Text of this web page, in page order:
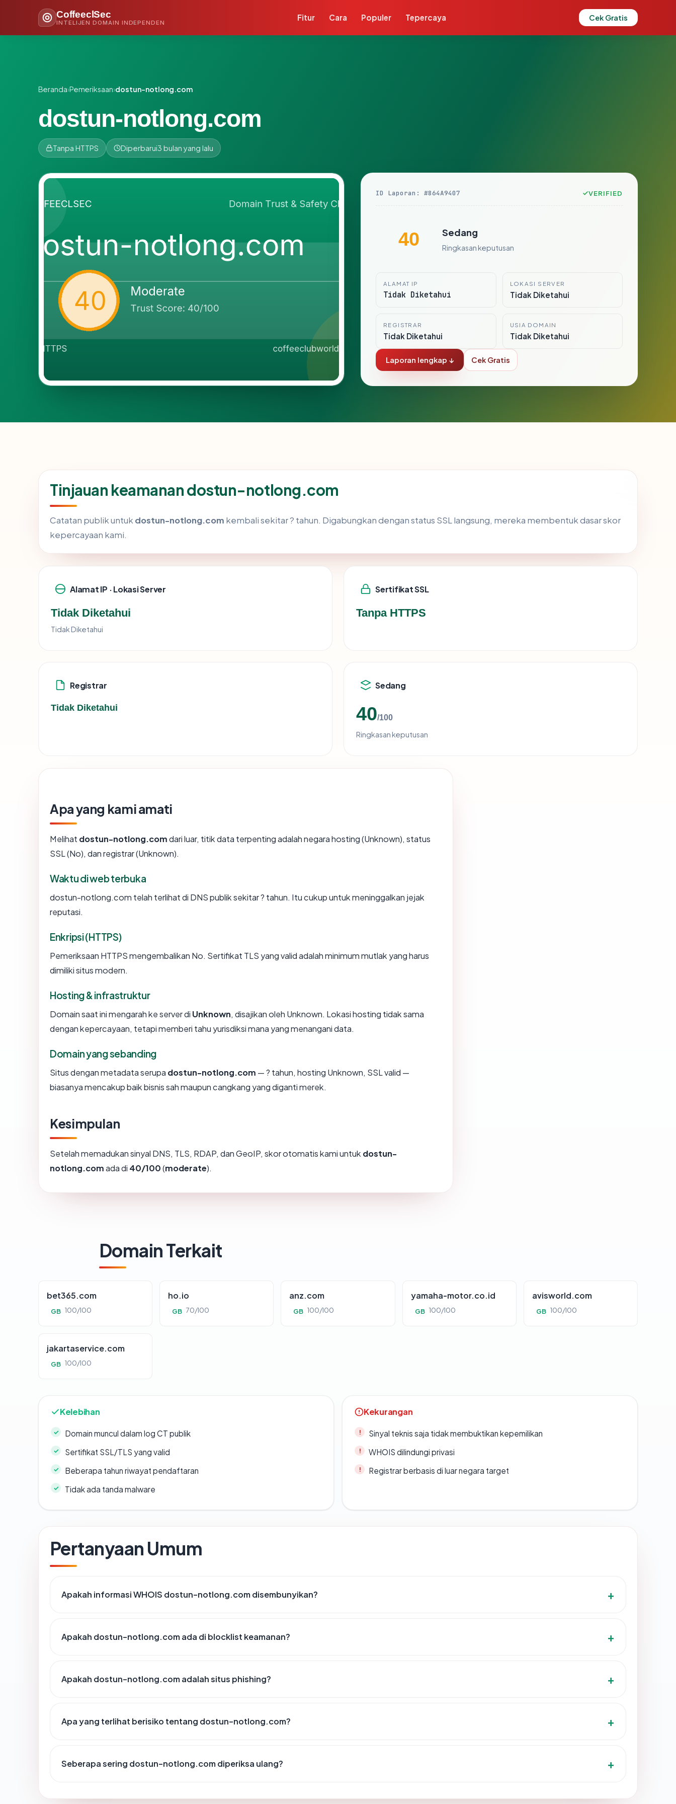
CoffeeclSec
INTELIJEN DOMAIN INDEPENDEN
Fitur Cara Populer Tepercaya Cek Gratis
Beranda›Pemeriksaan›dostun-notlong.com
dostun-notlong.com
Tanpa HTTPS Diperbarui3 bulan yang lalu
ID Laporan: #864A9407 VERIFIED
40 Sedang
Ringkasan keputusan
ALAMAT IP
Tidak Diketahui
LOKASI SERVER
Tidak Diketahui
REGISTRAR
Tidak Diketahui
USIA DOMAIN
Tidak Diketahui
Laporan lengkap ↓ Cek Gratis
Tinjauan keamanan dostun-notlong.com
Catatan publik untuk dostun-notlong.com kembali sekitar ? tahun. Digabungkan dengan status SSL langsung, mereka membentuk dasar skor
kepercayaan kami.
Alamat IP · Lokasi Server
Tidak Diketahui
Tidak Diketahui
Sertifikat SSL
Tanpa HTTPS
Registrar
Tidak Diketahui
Sedang
40/100
Ringkasan keputusan
Apa yang kami amati
Melihat dostun-notlong.comdari luar, titik data terpenting adalah negara hosting (Unknown), status
SSL (No), dan registrar (Unknown).
Waktu di web terbuka
dostun-notlong.com telah terlihat di DNS publik sekitar ? tahun. Itu cukup untuk meninggalkan jejak
reputasi.
Enkripsi (HTTPS)
Pemeriksaan HTTPS mengembalikan No. Sertifikat TLS yang valid adalah minimum mutlak yang harus
dimiliki situs modern.
Hosting & infrastruktur
Domain saat ini mengarah ke server di Unknown, disajikan oleh Unknown. Lokasi hosting tidak sama
dengan kepercayaan, tetapi memberi tahu yurisdiksi mana yang menangani data.
Domain yang sebanding
Situs dengan metadata serupa dostun-notlong.com — ? tahun, hosting Unknown, SSL valid —
biasanya mencakup baik bisnis sah maupun cangkang yang diganti merek.
Kesimpulan
Setelah memadukan sinyal DNS, TLS, RDAP, dan GeoIP, skor otomatis kami untuk dostun-
notlong.comada di 40/100(moderate).
Domain Terkait
bet365.com
GB 100/100
ho.io
GB 70/100
anz.com
GB 100/100
yamaha-motor.co.id
GB 100/100
avisworld.com
GB 100/100
jakartaservice.com
GB 100/100
Kelebihan
Domain muncul dalam log CT publik
Sertifikat SSL/TLS yang valid
Beberapa tahun riwayat pendaftaran
Tidak ada tanda malware
Kekurangan
Sinyal teknis saja tidak membuktikan kepemilikan
WHOIS dilindungi privasi
Registrar berbasis di luar negara target
Pertanyaan Umum
Apakah informasi WHOIS dostun-notlong.com disembunyikan?
Apakah dostun-notlong.com ada di blocklist keamanan?
Apakah dostun-notlong.com adalah situs phishing?
Apa yang terlihat berisiko tentang dostun-notlong.com?
Seberapa sering dostun-notlong.com diperiksa ulang?